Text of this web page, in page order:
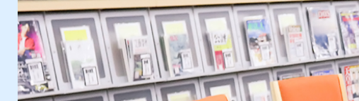
オンラインジャーナルの使い
方
オンラインブ
テーマ別資料の探し方 インターネッ
利用資格 利用ガイド
申込み
資料取寄せ（文献複写・図書
借受）
紹介状申込み
用）
クション
規程集・年次報告書・各種統
計
図書館講演会
沿革